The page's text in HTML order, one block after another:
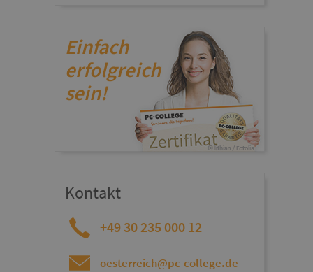
Einfach
erfolgreich
sein!
Kontakt
+49 30 235 000 12
oesterreich@pc-college.de